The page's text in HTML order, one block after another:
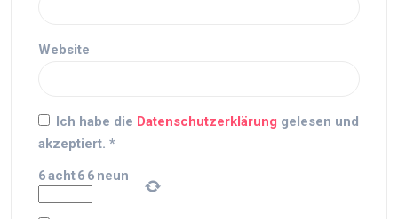
Website
Ich habe die Datenschutzerklärung gelesen und
akzeptiert. *
6acht6 6 neun